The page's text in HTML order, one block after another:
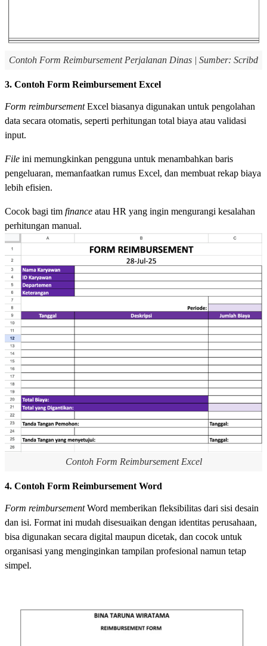
Contoh Form Reimbursement Perjalanan Dinas | Sumber: Scribd
3. Contoh Form Reimbursement Excel
Form reimbursementExcel biasanya digunakan untuk pengolahan
data secara otomatis, seperti perhitungan total biaya atau validasi
input.
File ini memungkinkan pengguna untuk menambahkan baris
pengeluaran, memanfaatkan rumus Excel, dan membuat rekap biaya
lebih efisien.
Cocok bagi tim finance atau HR yang ingin mengurangi kesalahan
perhitungan manual.
Contoh Form Reimbursement Excel
4. Contoh Form Reimbursement Word
Form reimbursementWord memberikan fleksibilitas dari sisi desain
dan isi. Format ini mudah disesuaikan dengan identitas perusahaan,
bisa digunakan secara digital maupun dicetak, dan cocok untuk
organisasi yang menginginkan tampilan profesional namun tetap
simpel.